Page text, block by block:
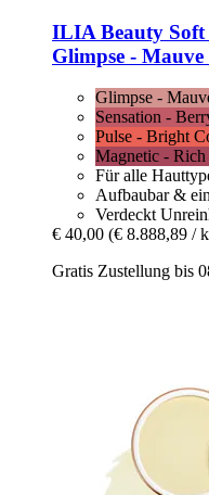
ILIA Beauty
Glimpse -​ Mauve
Glimpse -
Sensation -
Pulse - Bright
Magnetic -
Für alle
Aufbaubar &
Verdeckt
€ 40,00 (€ 8.888,89 /
Gratis Zustellung bis